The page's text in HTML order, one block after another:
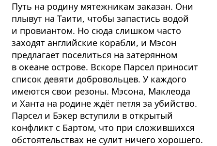
Путь на родину мятежникам заказан. Они
плывут на Таити, чтобы запастись водой
и провиантом. Но сюда слишком часто
заходят английские корабли, и Мэсон
предлагает поселиться на затерянном
в океане острове. Вскоре Парсел приносит
список девяти добровольцев. У каждого
имеются свои резоны. Мэсона, Маклеода
и Ханта на родине ждёт петля за убийство.
Парсел и Бэкер вступили в открытый
конфликт с Бартом, что при сложившихся
обстоятельствах не сулит ничего хорошего.